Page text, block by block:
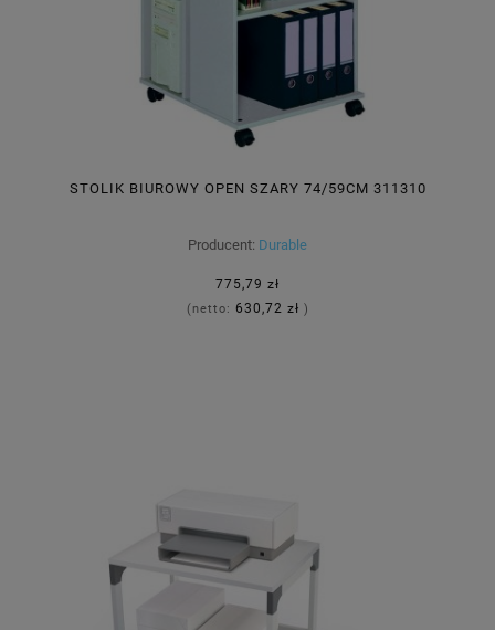
STOLIK BIUROWY OPEN SZARY 74/59CM 311310
Producent: Durable
775,79 zł
(netto: 630,72 zł )